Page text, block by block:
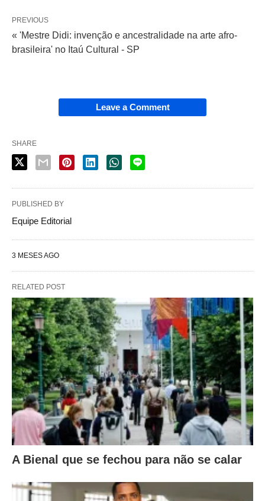
PREVIOUS
« 'Mestre Didi: invenção e ancestralidade na arte afro-
brasileira' no Itaú Cultural - SP
Leave a Comment
SHARE
PUBLISHED BY
Equipe Editorial
3 MESES AGO
RELATED POST
A Bienal que se fechou para não se calar